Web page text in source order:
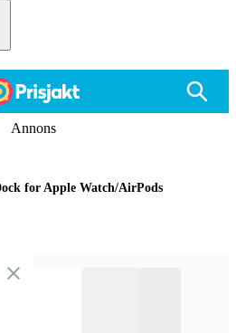
Annons
for Apple Watch/AirPods